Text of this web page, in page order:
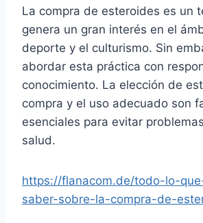
La compra de esteroides es un
genera un gran interés en el
deporte y el culturismo. Sin
abordar esta práctica con
conocimiento. La elección de
compra y el uso adecuado son
esenciales para evitar
salud.
https://flanacom.de/todo-lo-
saber-sobre-la-compra-de-